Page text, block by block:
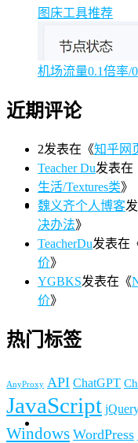
图床工具推荐
机场流量0.1倍率/
近期评论
2发表在《知乎网
Teacher Du发表在
生活/Textures类》
魏义齐个人博客
决办法》
TeacherDu发表在
价》
YGBKS发表在《
价》
热门标签
AnyProxy API ChatGPT
JavaScript
Windows WordPress